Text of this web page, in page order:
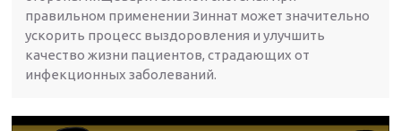
правильном применении Зиннат может значительно
ускорить процесс выздоровления и улучшить
качество жизни пациентов, страдающих от
инфекционных заболеваний.